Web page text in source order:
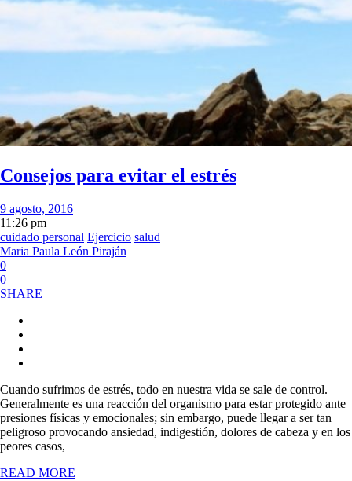
Consejos para evitar el estrés
9 agosto, 2016
11:26 pm
cuidado personal Ejercicio salud
Maria Paula León Piraján
0
0
SHARE
Cuando sufrimos de estrés, todo en nuestra vida se sale de control.
Generalmente es una reacción del organismo para estar protegido ante
presiones físicas y emocionales; sin embargo, puede llegar a ser tan
peligroso provocando ansiedad, indigestión, dolores de cabeza y en los
peores casos,
READ MORE